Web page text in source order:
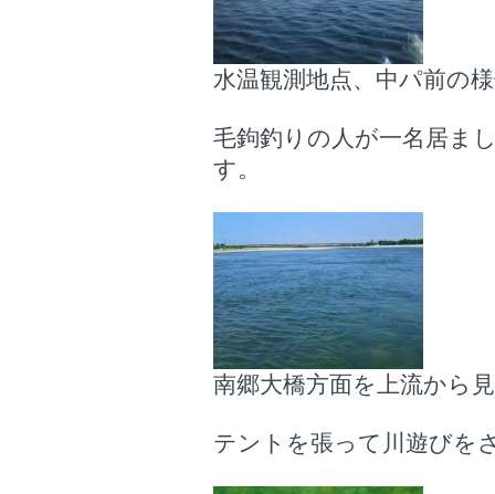
水温観測地点、中パ前の
毛鉤釣りの人が一名居ま
す。
南郷大橋方面を上流から
テントを張って川遊びを